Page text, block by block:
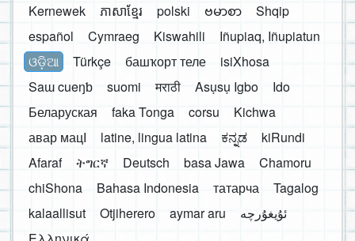
Kernewek
ភាសាខ្មែរ polski ဗမာစာ
Shqip
español
Cymraeg Kiswahili
Iñupiaq, Iñupiatun
ଓଡ଼ିଆ
Türkçe башҡорт теле
isiXhosa
Saɯ cueŋƅ
suomi मराठी Asụsụ Igbo
Ido
Беларуская
faka Tonga corsu
Kichwa
авар мацӀ
latine, lingua latina ಕನ್ನಡ
kiRundi
Afaraf
ትግርኛ Deutsch basa Jawa
Chamoru
chiShona
Bahasa Indonesia татарча
Tagalog
kalaallisut
Otjiherero aymar aru